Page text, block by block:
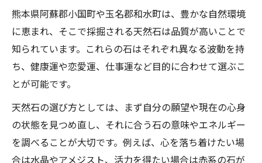
術
パワーストーンを使った運気アップの実践
法
天然石占いとパワーストーンの相性を知る
コツ
お気に入りのアクセサリーで日常に彩りを
評判の良い店で学ぶパワーストーンの選び
方
熊本県阿蘇郡小国町や玉名郡和水町は、豊かな自然環境
に恵まれ、そこで採掘される天然石は品質が高いことで
知られています。これらの石はそれぞれ異なる波動を持
ち、健康運や恋愛運、仕事運など目的に合わせて選ぶこ
とが可能です。
天然石の選び方としては、まず自分の願望や現在の心身
の状態を見つめ直し、それに合う石の意味やエネルギー
を調べることが大切です。例えば、心を落ち着けたい場
合は水晶やアメジスト、活力を得たい場合は赤系の石が